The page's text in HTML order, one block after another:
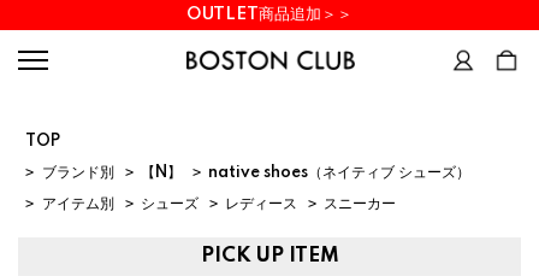
OUTLET商品追加＞＞
TOP
> ブランド別 > 【N】 > native shoes（ネイティブ シューズ）
> アイテム別 > シューズ > レディース > スニーカー
PICK UP ITEM